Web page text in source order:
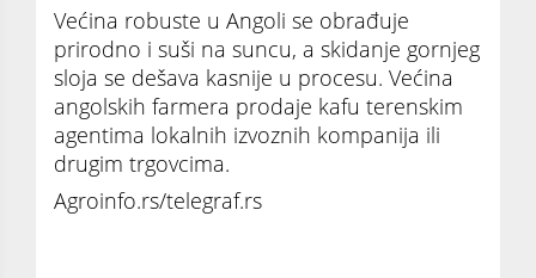
Većina robuste u Angoli se obrađuje
prirodno i suši na suncu, a skidanje gornjeg
sloja se dešava kasnije u procesu. Većina
angolskih farmera prodaje kafu terenskim
agentima lokalnih izvoznih kompanija ili
drugim trgovcima.
Agroinfo.rs/telegraf.rs